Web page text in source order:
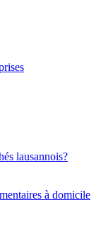
lausannois?
à domicile